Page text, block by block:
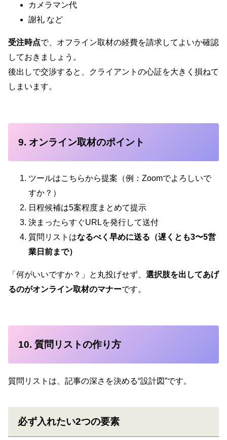
カメラマン代
謝礼 など
受注時点で、オフライン取材の経費を請求してよいか確認
しておきましょう。
後出しで交渉すると、クライアントの心証を大きく損ねて
しまいます。
9. オンライン取材のポイント
ツールはこちらから提案（例：Zoomでよろしいで
すか？）
日程候補は5案程度まとめて提示
決まったらすぐURLを発行して送付
質問リストはなるべく早めに送る（遅くとも3〜5営
業日前まで）
「何がいいですか？」と丸投げせず、 選択肢を出してあげ
るのがオンライン取材のマナーです。
10. 質問リストの作り方
質問リストは、記事の深さを決める“設計図”です。
必ず入れたい2つの要素